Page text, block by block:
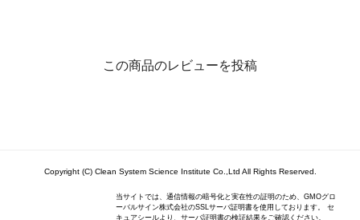
この商品のレビューを投稿
Copyright (C) Clean System Science Institute Co.,Ltd All Rights Reserved.
当サイトでは、通信情報の暗号化と実在性の証明のため、GMOグロ
ーバルサイン株式会社のSSLサーバ証明書を使用しております。 セ
キュアシールより、サーバ証明書の検証結果をご確認ください。